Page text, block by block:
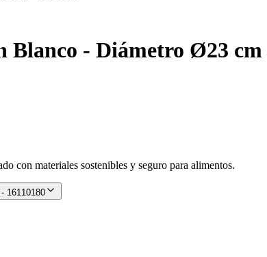
- Diámetro Ø23
con materiales sostenibles y seguro para alimentos.
16110180